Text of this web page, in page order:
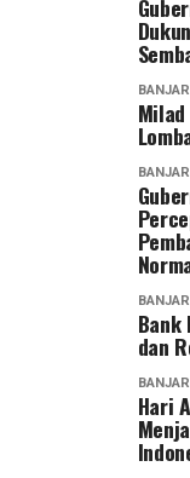
personel PLN
pengelola
perbaikan dapat
PLN katanya
Power Indonesia
beroperasi
mencukupi
“Dengan
berkapasitas
sistem
Kalimantan
dipastikan akan
memenuhi
“Banyak arahan
acara peringatan
dalam kondisi
Kendati
untuk
termasuk
tahun lalu. [adv/
Post Views: 22
Sebarkan
WhatsApp
Messenger
Bank
dan
Hari